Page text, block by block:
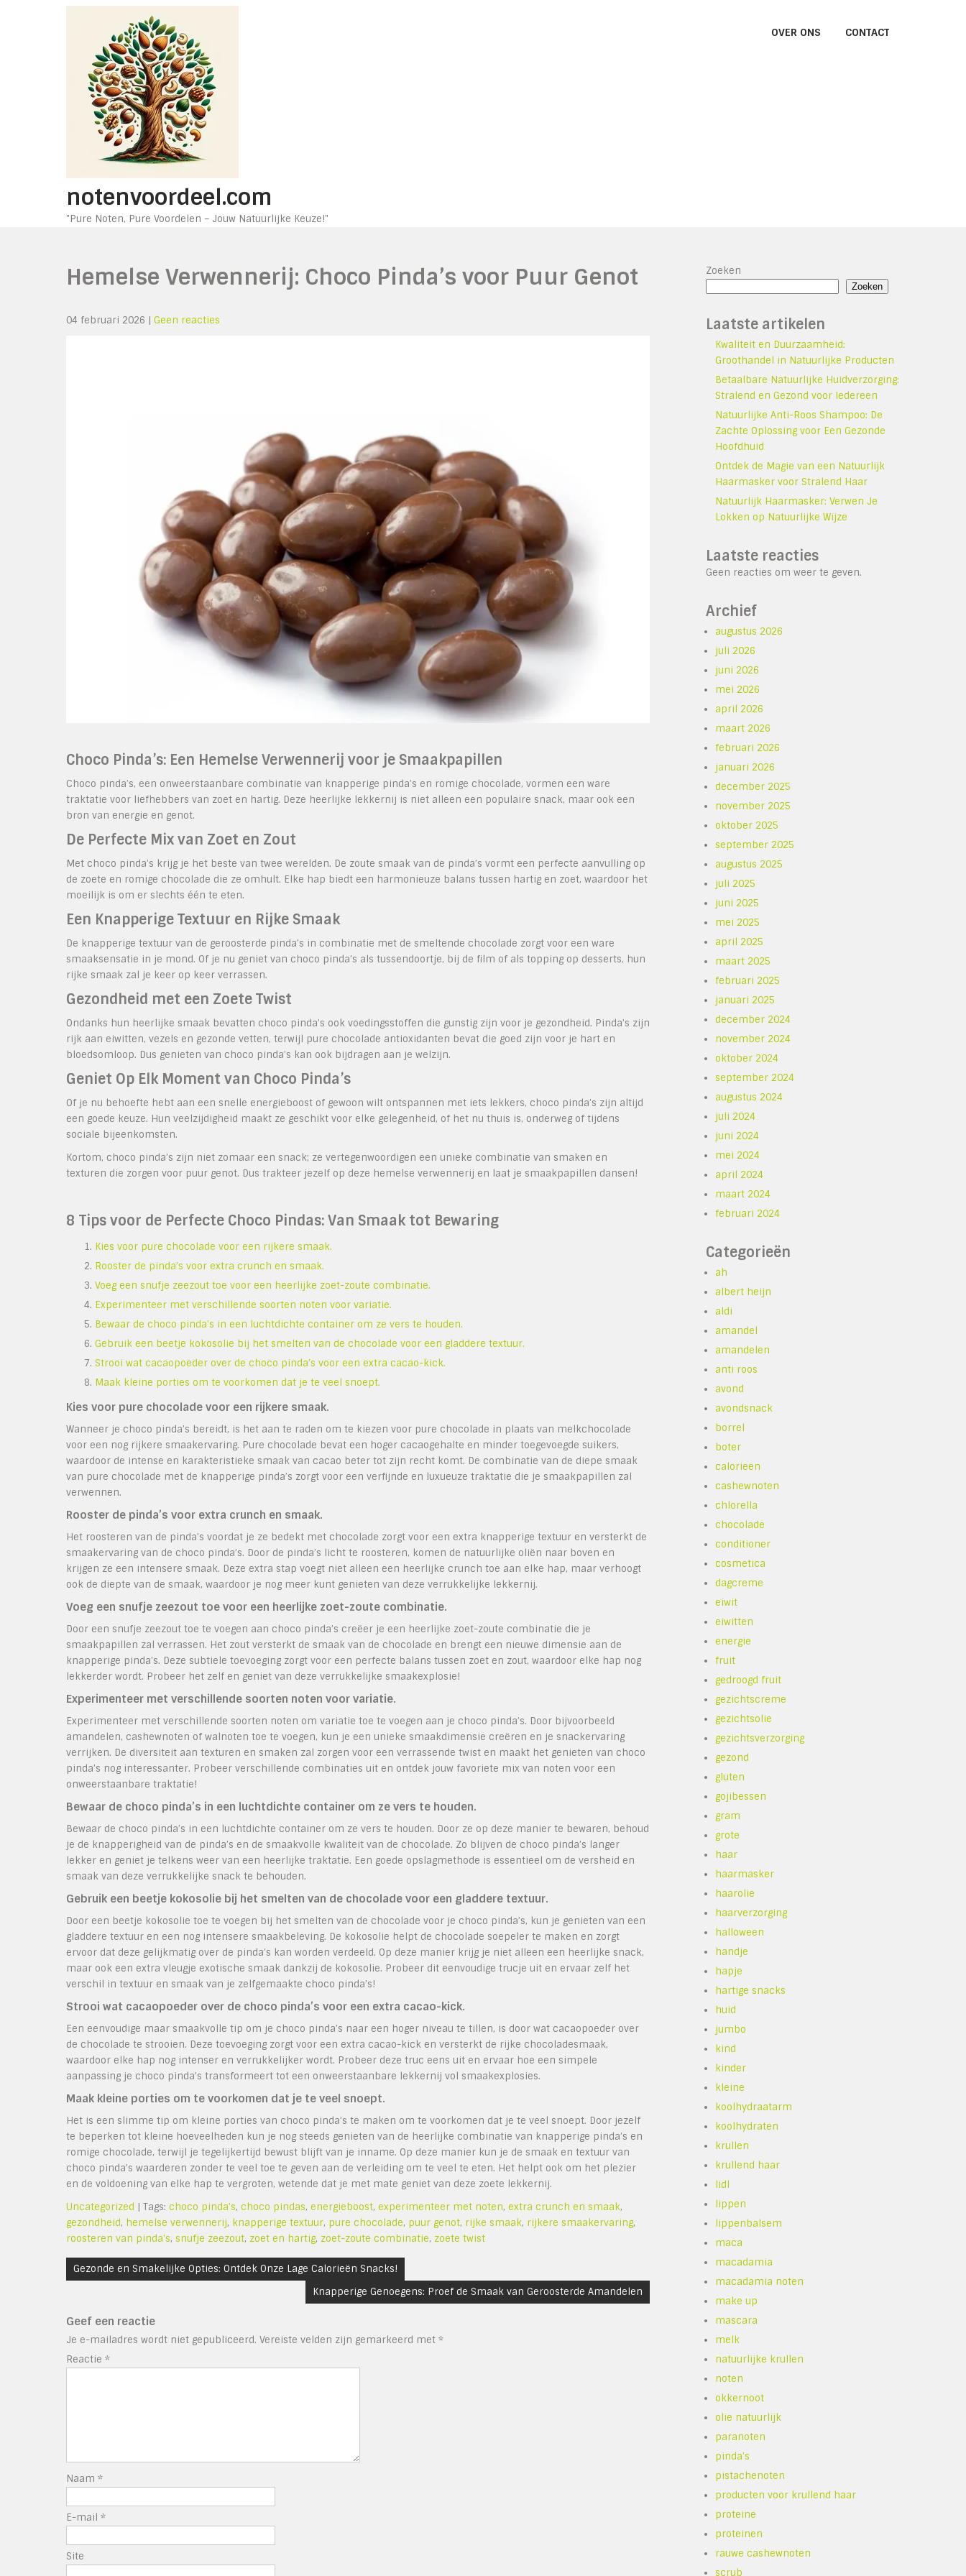
notenvoordeel.com
"Pure Noten, Pure Voordelen – Jouw Natuurlijke Keuze!"
OVER ONS CONTACT
Hemelse Verwennerij: Choco Pinda’s voor Puur Genot
04 februari 2026 | Geen reacties
Choco Pinda’s: Een Hemelse Verwennerij voor je Smaakpapillen
Choco pinda’s, een onweerstaanbare combinatie van knapperige pinda’s en romige chocolade, vormen een ware
traktatie voor liefhebbers van zoet en hartig. Deze heerlijke lekkernij is niet alleen een populaire snack, maar ook een
bron van energie en genot.
De Perfecte Mix van Zoet en Zout
Met choco pinda’s krijg je het beste van twee werelden. De zoute smaak van de pinda’s vormt een perfecte aanvulling op
de zoete en romige chocolade die ze omhult. Elke hap biedt een harmonieuze balans tussen hartig en zoet, waardoor het
moeilijk is om er slechts één te eten.
Een Knapperige Textuur en Rijke Smaak
De knapperige textuur van de geroosterde pinda’s in combinatie met de smeltende chocolade zorgt voor een ware
smaaksensatie in je mond. Of je nu geniet van choco pinda’s als tussendoortje, bij de film of als topping op desserts, hun
rijke smaak zal je keer op keer verrassen.
Gezondheid met een Zoete Twist
Ondanks hun heerlijke smaak bevatten choco pinda’s ook voedingsstoffen die gunstig zijn voor je gezondheid. Pinda’s zijn
rijk aan eiwitten, vezels en gezonde vetten, terwijl pure chocolade antioxidanten bevat die goed zijn voor je hart en
bloedsomloop. Dus genieten van choco pinda’s kan ook bijdragen aan je welzijn.
Geniet Op Elk Moment van Choco Pinda’s
Of je nu behoefte hebt aan een snelle energieboost of gewoon wilt ontspannen met iets lekkers, choco pinda’s zijn altijd
een goede keuze. Hun veelzijdigheid maakt ze geschikt voor elke gelegenheid, of het nu thuis is, onderweg of tijdens
sociale bijeenkomsten.
Kortom, choco pinda’s zijn niet zomaar een snack; ze vertegenwoordigen een unieke combinatie van smaken en
texturen die zorgen voor puur genot. Dus trakteer jezelf op deze hemelse verwennerij en laat je smaakpapillen dansen!
8 Tips voor de Perfecte Choco Pindas: Van Smaak tot Bewaring
Kies voor pure chocolade voor een rijkere smaak.
Rooster de pinda’s voor extra crunch en smaak.
Voeg een snufje zeezout toe voor een heerlijke zoet-zoute combinatie.
Experimenteer met verschillende soorten noten voor variatie.
Bewaar de choco pinda’s in een luchtdichte container om ze vers te houden.
Gebruik een beetje kokosolie bij het smelten van de chocolade voor een gladdere textuur.
Strooi wat cacaopoeder over de choco pinda’s voor een extra cacao-kick.
Maak kleine porties om te voorkomen dat je te veel snoept.
Kies voor pure chocolade voor een rijkere smaak.
Wanneer je choco pinda’s bereidt, is het aan te raden om te kiezen voor pure chocolade in plaats van melkchocolade
voor een nog rijkere smaakervaring. Pure chocolade bevat een hoger cacaogehalte en minder toegevoegde suikers,
waardoor de intense en karakteristieke smaak van cacao beter tot zijn recht komt. De combinatie van de diepe smaak
van pure chocolade met de knapperige pinda’s zorgt voor een verfijnde en luxueuze traktatie die je smaakpapillen zal
verwennen.
Rooster de pinda’s voor extra crunch en smaak.
Het roosteren van de pinda’s voordat je ze bedekt met chocolade zorgt voor een extra knapperige textuur en versterkt de
smaakervaring van de choco pinda’s. Door de pinda’s licht te roosteren, komen de natuurlijke oliën naar boven en
krijgen ze een intensere smaak. Deze extra stap voegt niet alleen een heerlijke crunch toe aan elke hap, maar verhoogt
ook de diepte van de smaak, waardoor je nog meer kunt genieten van deze verrukkelijke lekkernij.
Voeg een snufje zeezout toe voor een heerlijke zoet-zoute combinatie.
Door een snufje zeezout toe te voegen aan choco pinda’s creëer je een heerlijke zoet-zoute combinatie die je
smaakpapillen zal verrassen. Het zout versterkt de smaak van de chocolade en brengt een nieuwe dimensie aan de
knapperige pinda’s. Deze subtiele toevoeging zorgt voor een perfecte balans tussen zoet en zout, waardoor elke hap nog
lekkerder wordt. Probeer het zelf en geniet van deze verrukkelijke smaakexplosie!
Experimenteer met verschillende soorten noten voor variatie.
Experimenteer met verschillende soorten noten om variatie toe te voegen aan je choco pinda’s. Door bijvoorbeeld
amandelen, cashewnoten of walnoten toe te voegen, kun je een unieke smaakdimensie creëren en je snackervaring
verrijken. De diversiteit aan texturen en smaken zal zorgen voor een verrassende twist en maakt het genieten van choco
pinda’s nog interessanter. Probeer verschillende combinaties uit en ontdek jouw favoriete mix van noten voor een
onweerstaanbare traktatie!
Bewaar de choco pinda’s in een luchtdichte container om ze vers te houden.
Bewaar de choco pinda’s in een luchtdichte container om ze vers te houden. Door ze op deze manier te bewaren, behoud
je de knapperigheid van de pinda’s en de smaakvolle kwaliteit van de chocolade. Zo blijven de choco pinda’s langer
lekker en geniet je telkens weer van een heerlijke traktatie. Een goede opslagmethode is essentieel om de versheid en
smaak van deze verrukkelijke snack te behouden.
Gebruik een beetje kokosolie bij het smelten van de chocolade voor een gladdere textuur.
Door een beetje kokosolie toe te voegen bij het smelten van de chocolade voor je choco pinda’s, kun je genieten van een
gladdere textuur en een nog intensere smaakbeleving. De kokosolie helpt de chocolade soepeler te maken en zorgt
ervoor dat deze gelijkmatig over de pinda’s kan worden verdeeld. Op deze manier krijg je niet alleen een heerlijke snack,
maar ook een extra vleugje exotische smaak dankzij de kokosolie. Probeer dit eenvoudige trucje uit en ervaar zelf het
verschil in textuur en smaak van je zelfgemaakte choco pinda’s!
Strooi wat cacaopoeder over de choco pinda’s voor een extra cacao-kick.
Een eenvoudige maar smaakvolle tip om je choco pinda’s naar een hoger niveau te tillen, is door wat cacaopoeder over
de chocolade te strooien. Deze toevoeging zorgt voor een extra cacao-kick en versterkt de rijke chocoladesmaak,
waardoor elke hap nog intenser en verrukkelijker wordt. Probeer deze truc eens uit en ervaar hoe een simpele
aanpassing je choco pinda’s transformeert tot een onweerstaanbare lekkernij vol smaakexplosies.
Maak kleine porties om te voorkomen dat je te veel snoept.
Het is een slimme tip om kleine porties van choco pinda’s te maken om te voorkomen dat je te veel snoept. Door jezelf
te beperken tot kleine hoeveelheden kun je nog steeds genieten van de heerlijke combinatie van knapperige pinda’s en
romige chocolade, terwijl je tegelijkertijd bewust blijft van je inname. Op deze manier kun je de smaak en textuur van
choco pinda’s waarderen zonder te veel toe te geven aan de verleiding om te veel te eten. Het helpt ook om het plezier
en de voldoening van elke hap te vergroten, wetende dat je met mate geniet van deze zoete lekkernij.
Uncategorized | Tags: choco pinda's, choco pindas, energieboost, experimenteer met noten, extra crunch en smaak,
gezondheid, hemelse verwennerij, knapperige textuur, pure chocolade, puur genot, rijke smaak, rijkere smaakervaring,
roosteren van pinda's, snufje zeezout, zoet en hartig, zoet-zoute combinatie, zoete twist
Bericht
navigatie
Gezonde en Smakelijke Opties: Ontdek Onze Lage Calorieën Snacks!
Knapperige Genoegens: Proef de Smaak van Geroosterde Amandelen
Geef een reactie
Je e-mailadres wordt niet gepubliceerd. Vereiste velden zijn gemarkeerd met *
Reactie *
Naam *
E-mail *
Site
Zoeken
Zoeken
Laatste artikelen
Kwaliteit en Duurzaamheid:
Groothandel in Natuurlijke Producten
Betaalbare Natuurlijke Huidverzorging:
Stralend en Gezond voor Iedereen
Natuurlijke Anti-Roos Shampoo: De
Zachte Oplossing voor Een Gezonde
Hoofdhuid
Ontdek de Magie van een Natuurlijk
Haarmasker voor Stralend Haar
Natuurlijk Haarmasker: Verwen Je
Lokken op Natuurlijke Wijze
Laatste reacties
Geen reacties om weer te geven.
Archief
augustus 2026
juli 2026
juni 2026
mei 2026
april 2026
maart 2026
februari 2026
januari 2026
december 2025
november 2025
oktober 2025
september 2025
augustus 2025
juli 2025
juni 2025
mei 2025
april 2025
maart 2025
februari 2025
januari 2025
december 2024
november 2024
oktober 2024
september 2024
augustus 2024
juli 2024
juni 2024
mei 2024
april 2024
maart 2024
februari 2024
Categorieën
ah
albert heijn
aldi
amandel
amandelen
anti roos
avond
avondsnack
borrel
boter
calorieen
cashewnoten
chlorella
chocolade
conditioner
cosmetica
dagcreme
eiwit
eiwitten
energie
fruit
gedroogd fruit
gezichtscreme
gezichtsolie
gezichtsverzorging
gezond
gluten
gojibessen
gram
grote
haar
haarmasker
haarolie
haarverzorging
halloween
handje
hapje
hartige snacks
huid
jumbo
kind
kinder
kleine
koolhydraatarm
koolhydraten
krullen
krullend haar
lidl
lippen
lippenbalsem
maca
macadamia
macadamia noten
make up
mascara
melk
natuurlijke krullen
noten
okkernoot
olie natuurlijk
paranoten
pinda's
pistachenoten
producten voor krullend haar
proteine
proteinen
rauwe cashewnoten
scrub